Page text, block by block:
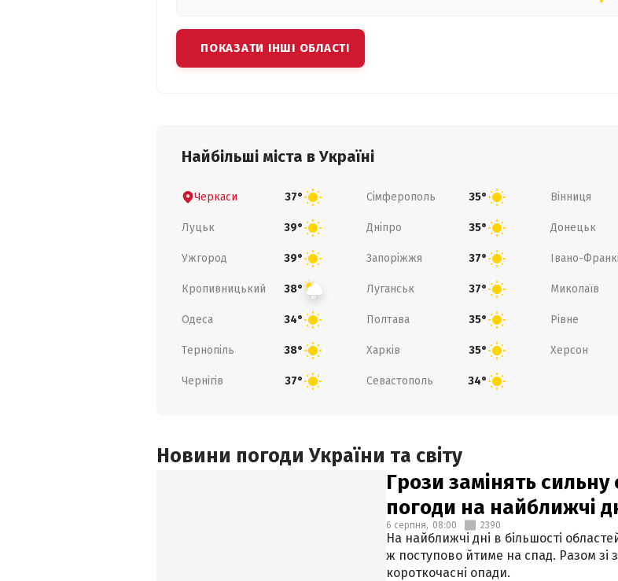
ПОКАЗАТИ ІНШІ ОБЛАСТІ
Найбільші міста в Україні
Черкаси 37° Сімферополь 35° Вінниця
Луцьк 39° Дніпро 35° Донецьк
Ужгород 39° Запоріжжя 37° Івано-
Кропивницький 38° Луганськ 37° Миколаїв
Одеса 34° Полтава 35° Рівне
Тернопіль 38° Харків 35° Херсон
Чернігів 37° Севастополь 34°
Новини погоди України та світу
Грози замінять
погоди на найближчі
6 серпня, 08:00 2390
На найближчі дні в більшості
ж поступово йтиме на спад. Разом зі
короткочасні опади.